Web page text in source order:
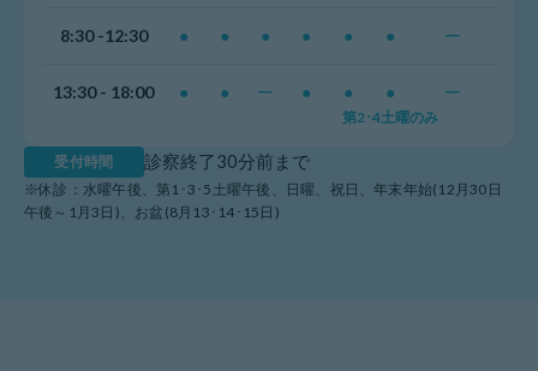
8:30 -12:30 ● ● ● ● ● ● ー
13:30 - 18:00 ● ● ー ● ● ●
第2･4土曜のみ
ー
受付時間 診察終了30分前まで
※休診：水曜午後、第1･3･5土曜午後、日曜、祝日、年末年始(12月30日
午後～1月3日)、お盆(8月13･14･15日)